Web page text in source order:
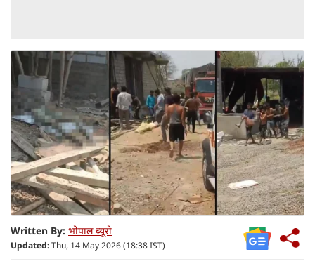
Written By: भोपाल ब्यूरो
Updated:Thu, 14 May 2026 (18:38 IST)